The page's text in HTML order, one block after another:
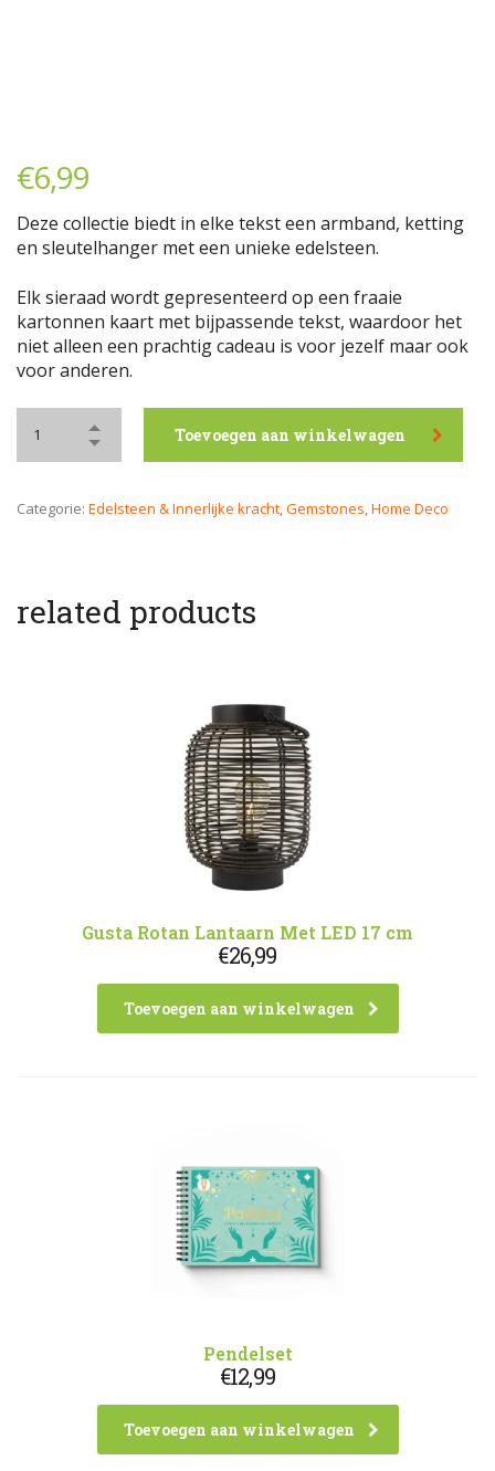
€6,99
Deze collectie biedt in elke tekst een armband, ketting
en sleutelhanger met een unieke edelsteen.
Elk sieraad wordt gepresenteerd op een fraaie
kartonnen kaart met bijpassende tekst, waardoor het
niet alleen een prachtig cadeau is voor jezelf maar ook
voor anderen.
Toevoegen aan winkelwagen
Categorie: Edelsteen & Innerlijke kracht,Gemstones,Home Deco
related products
Gusta Rotan Lantaarn Met LED 17 cm
€26,99
Toevoegen aan winkelwagen
Pendelset
€12,99
Toevoegen aan winkelwagen